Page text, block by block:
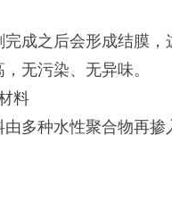
之后会形成结膜，
无污染、无异味。
料
种水性聚合物再掺